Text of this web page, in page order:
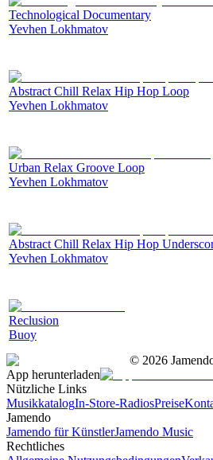
Technological Documentary
Yevhen Lokhmatov
Abstract Chill Relax Hip Hop Loop
Yevhen Lokhmatov
Urban Relax Groove Loop
Yevhen Lokhmatov
Abstract Chill Relax Hip Hop
Yevhen Lokhmatov
Reclusion
Buoy
© 2026
App herunterladen
Nützliche Links
MusikkatalogIn-Store-RadiosPreise
Jamendo
Jamendo für KünstlerJamendo Music
Rechtliches